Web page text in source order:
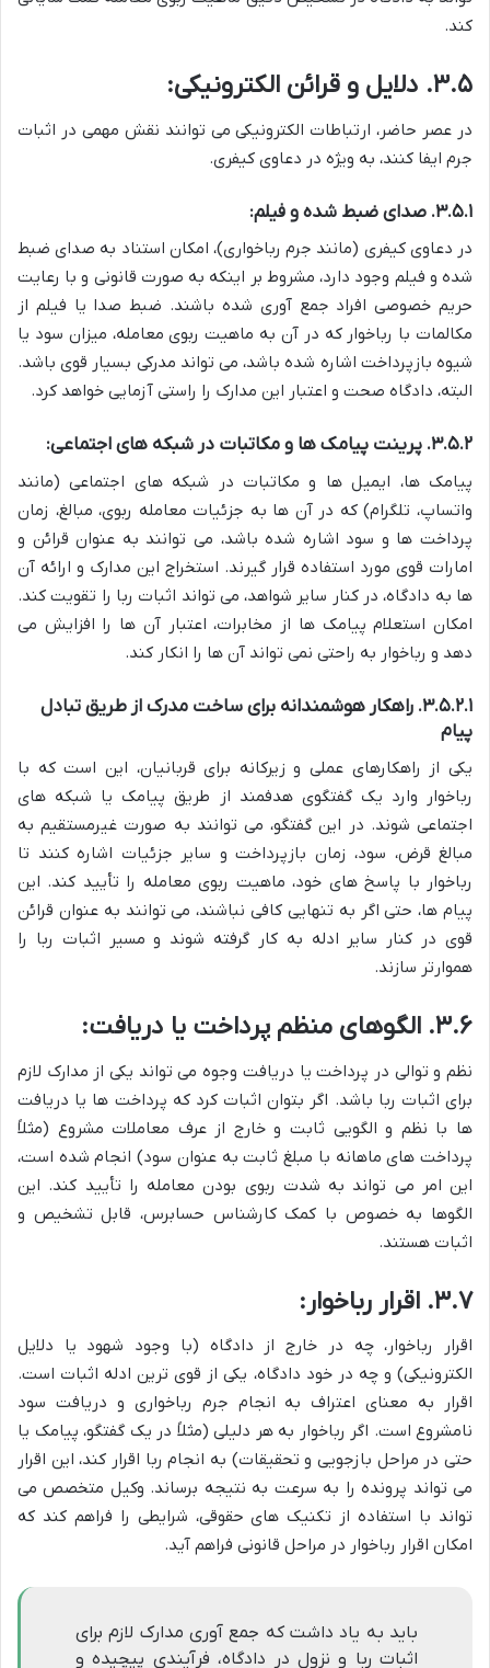
کند.
۳.۵. دلایل و قرائن الکترونیکی:
در عصر حاضر، ارتباطات الکترونیکی می توانند نقش مهمی در اثبات
جرم ایفا کنند، به ویژه در دعاوی کیفری.
۳.۵.۱. صدای ضبط شده و فیلم:
در دعاوی کیفری (مانند جرم رباخواری)، امکان استناد به صدای ضبط
شده و فیلم وجود دارد، مشروط بر اینکه به صورت قانونی و با رعایت
حریم خصوصی افراد جمع آوری شده باشند. ضبط صدا یا فیلم از
مکالمات با رباخوار که در آن به ماهیت ربوی معامله، میزان سود یا
شیوه بازپرداخت اشاره شده باشد، می تواند مدرکی بسیار قوی باشد.
البته، دادگاه صحت و اعتبار این مدارک را راستی آزمایی خواهد کرد.
۳.۵.۲. پرینت پیامک ها و مکاتبات در شبکه های اجتماعی:
پیامک ها، ایمیل ها و مکاتبات در شبکه های اجتماعی (مانند
واتساپ، تلگرام) که در آن ها به جزئیات معامله ربوی، مبالغ، زمان
پرداخت ها و سود اشاره شده باشد، می توانند به عنوان قرائن و
امارات قوی مورد استفاده قرار گیرند. استخراج این مدارک و ارائه آن
ها به دادگاه، در کنار سایر شواهد، می تواند اثبات ربا را تقویت کند.
امکان استعلام پیامک ها از مخابرات، اعتبار آن ها را افزایش می
دهد و رباخوار به راحتی نمی تواند آن ها را انکار کند.
۳.۵.۲.۱. راهکار هوشمندانه برای ساخت مدرک از طریق تبادل
پیام
یکی از راهکارهای عملی و زیرکانه برای قربانیان، این است که با
رباخوار وارد یک گفتگوی هدفمند از طریق پیامک یا شبکه های
اجتماعی شوند. در این گفتگو، می توانند به صورت غیرمستقیم به
مبالغ قرض، سود، زمان بازپرداخت و سایر جزئیات اشاره کنند تا
رباخوار با پاسخ های خود، ماهیت ربوی معامله را تأیید کند. این
پیام ها، حتی اگر به تنهایی کافی نباشند، می توانند به عنوان قرائن
قوی در کنار سایر ادله به کار گرفته شوند و مسیر اثبات ربا را
هموارتر سازند.
۳.۶. الگوهای منظم پرداخت یا دریافت:
نظم و توالی در پرداخت یا دریافت وجوه می تواند یکی از مدارک لازم
برای اثبات ربا باشد. اگر بتوان اثبات کرد که پرداخت ها یا دریافت
ها با نظم و الگویی ثابت و خارج از عرف معاملات مشروع (مثلاً
پرداخت های ماهانه با مبلغ ثابت به عنوان سود) انجام شده است،
این امر می تواند به شدت ربوی بودن معامله را تأیید کند. این
الگوها به خصوص با کمک کارشناس حسابرس، قابل تشخیص و
اثبات هستند.
۳.۷. اقرار رباخوار:
اقرار رباخوار، چه در خارج از دادگاه (با وجود شهود یا دلایل
الکترونیکی) و چه در خود دادگاه، یکی از قوی ترین ادله اثبات است.
اقرار به معنای اعتراف به انجام جرم رباخواری و دریافت سود
نامشروع است. اگر رباخوار به هر دلیلی (مثلاً در یک گفتگو، پیامک یا
حتی در مراحل بازجویی و تحقیقات) به انجام ربا اقرار کند، این اقرار
می تواند پرونده را به سرعت به نتیجه برساند. وکیل متخصص می
تواند با استفاده از تکنیک های حقوقی، شرایطی را فراهم کند که
امکان اقرار رباخوار در مراحل قانونی فراهم آید.
باید به یاد داشت که جمع آوری مدارک لازم برای
اثبات ربا و نزول در دادگاه، فرآیندی پیچیده و